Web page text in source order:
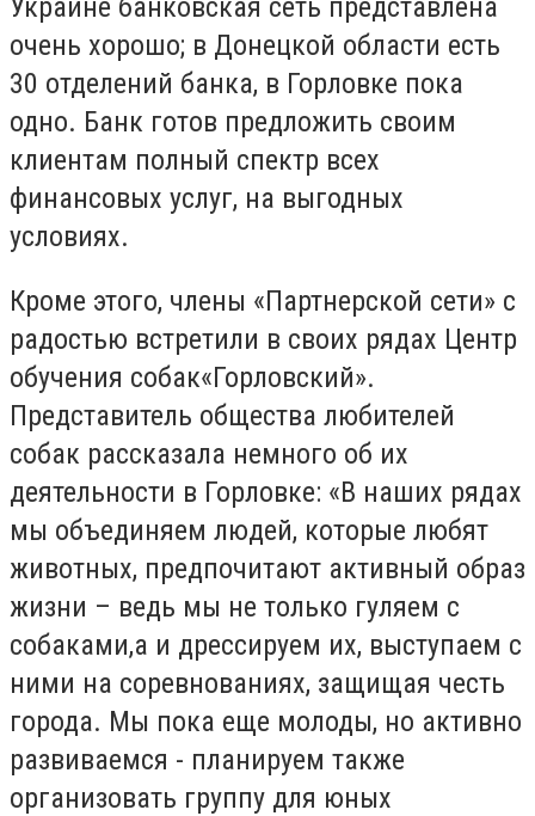
Украине банковская сеть представлена
очень хорошо; в Донецкой области есть
30 отделений банка, в Горловке пока
одно. Банк готов предложить своим
клиентам полный спектр всех
финансовых услуг, на выгодных
условиях.
Кроме этого, члены «Партнерской сети» с
радостью встретили в своих рядах Центр
обучения собак«Горловский».
Представитель общества любителей
собак рассказала немного об их
деятельности в Горловке: «В наших рядах
мы объединяем людей, которые любят
животных, предпочитают активный образ
жизни – ведь мы не только гуляем с
собаками,а и дрессируем их, выступаем с
ними на соревнованиях, защищая честь
города. Мы пока еще молоды, но активно
развиваемся - планируем также
организовать группу для юных